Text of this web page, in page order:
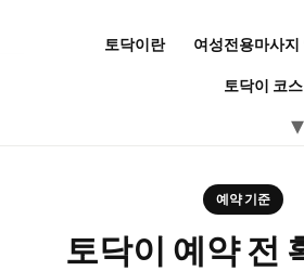
토닥이란 여성전용마사
토닥이 코
예약 기준
토닥이 예약 전